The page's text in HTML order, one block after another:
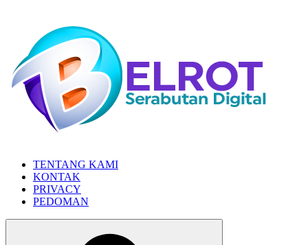
content
TENTANG KAMI
KONTAK
PRIVACY
PEDOMAN